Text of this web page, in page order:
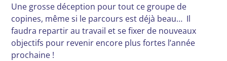
Une grosse déception pour tout ce groupe de
copines, même si le parcours est déjà beau… Il
faudra repartir au travail et se fixer de nouveaux
objectifs pour revenir encore plus fortes l’année
prochaine !